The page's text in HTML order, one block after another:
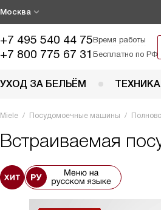
Москва
+7 495 540 44 75Время работы
+7 800 775 67 31 Бесплатно по РФ
УХОД ЗА БЕЛЬЁМ
Miele Посудомоечные машины
Встраиваемая